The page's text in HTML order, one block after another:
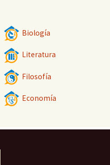
Biología
Literatura
Filosofía
Economía